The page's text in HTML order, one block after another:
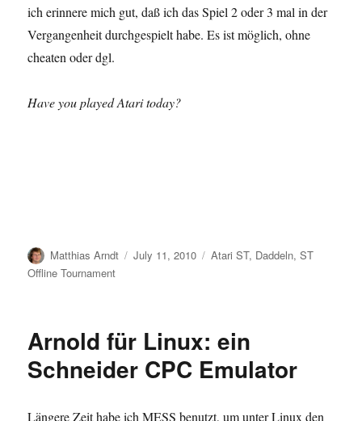
ich erinnere mich gut, daß ich das Spiel 2 oder 3 mal in der
Vergangenheit durchgespielt habe. Es ist möglich, ohne
cheaten oder dgl.
Have you played Atari today?
Author
Matthias Arndt
Posted
July 11, 2010 Categories
Atari ST, Daddeln,ST
Offline Tournament
Arnold für Linux: ein
Schneider CPC Emulator
Längere Zeit habe ich MESS benutzt, um unter Linux den